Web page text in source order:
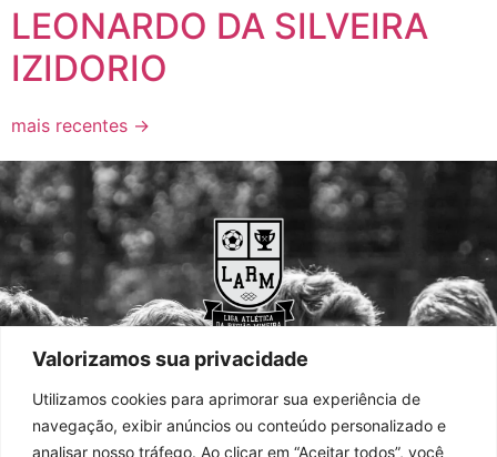
Valorizamos sua privacidade
Utilizamos cookies para aprimorar sua experiência de
navegação, exibir anúncios ou conteúdo personalizado e
analisar nosso tráfego. Ao clicar em “Aceitar todos”, você
LEONARDO DA SILVEIRA
IZIDORIO
mais recentes →
HOME
SOBRE NÓS